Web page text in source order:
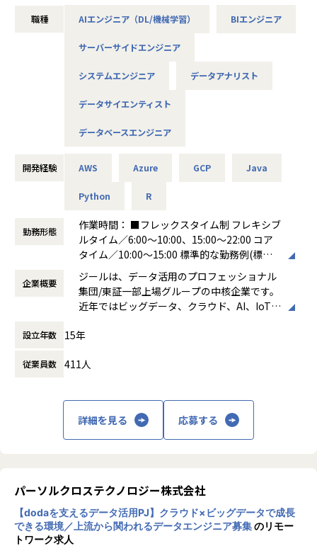
のコミュニケーション能力など、幅広い経験に基づくスキル
●エンドユーザー様と直接やり取りをする立場であり、要件
適正に応じて、会社の指示する業務への異動を命じることが
職種 AIエンジニア（DL/機械学習） BIエンジニア
サーバーサイドエンジニア
システムエンジニア データアナリスト
データサイエンティスト
データベースエンジニア
開発経験 AWS Azure GCP Java
Python R
勤務形態
作業時間： ■フレックスタイム制 フレキシブ
ルタイム／6:00～10:00、15:00～22:00 コア
タイム／10:00～15:00 標準的な勤務例(標準
労働時間)／9:00～18:00
働き方：フレックス制（コアタイムあり）
時間外労働の有無： 有（月平均19時間）
休憩時間： 60分
企業概要
ジールは、データ活用のプロフェッショナル
集団/東証一部上場グループの中核企業です。
近年ではビッグデータ、クラウド、AI、IoTを
する立場にスコープを拡張しています。
顧客の大半は大手企業となっており、30年以
■Mission：専門性と技術力、高度な分析ノ
ズに応えるため、私たちは「プロフェッショ
ナルサービスの大衆化」をミッションとして
掲げております。高い専門性を持った技術
力、深い経験から得られた多様性のある高度
設立年数 15年
従業員数 411人
詳細を見る 応募する
パーソルクロステクノロジー株式会社
【dodaを支えるデータ活用PJ】クラウド×ビッグデータで成長
できる環境／上流から関われるデータエンジニア募集のリモー
トワーク求人